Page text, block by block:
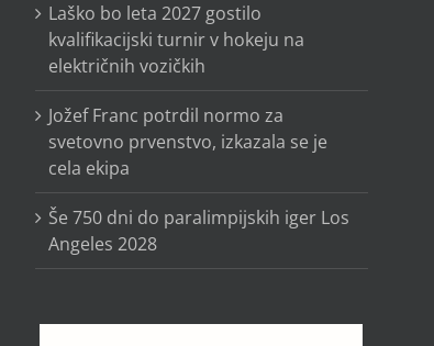
Laško bo leta 2027 gostilo
kvalifikacijski turnir v hokeju na
električnih vozičkih
Jožef Franc potrdil normo za
svetovno prvenstvo, izkazala se je
cela ekipa
Še 750 dni do paralimpijskih iger Los
Angeles 2028